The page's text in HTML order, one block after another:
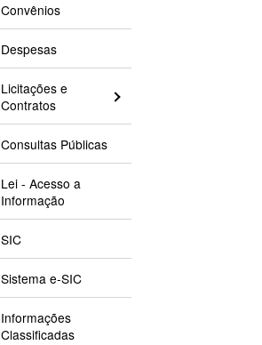
Convênios
Despesas
Licitações e
Contratos
Consultas Públicas
Lei - Acesso a
Informação
SIC
Sistema e-SIC
Informações
Classificadas